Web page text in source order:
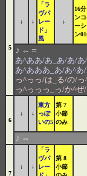
5
↓ ↓
「ラ
ヴパ
レー
ド」
風
↓
16
ン
ーシ
ン
♪ ⇔ =
あ^ああ/あ_あ/あ/
あ^あああ_あ/あ^
っ^っっ/は_る/の/
っ^っっっ_っ/か^
6
↓ ↓
東方
っぽ
いの5
第 7
小節
のみ
♪ ⇔
7
↓ ↓
「ラ
ヴパ
レー
第 8
小節